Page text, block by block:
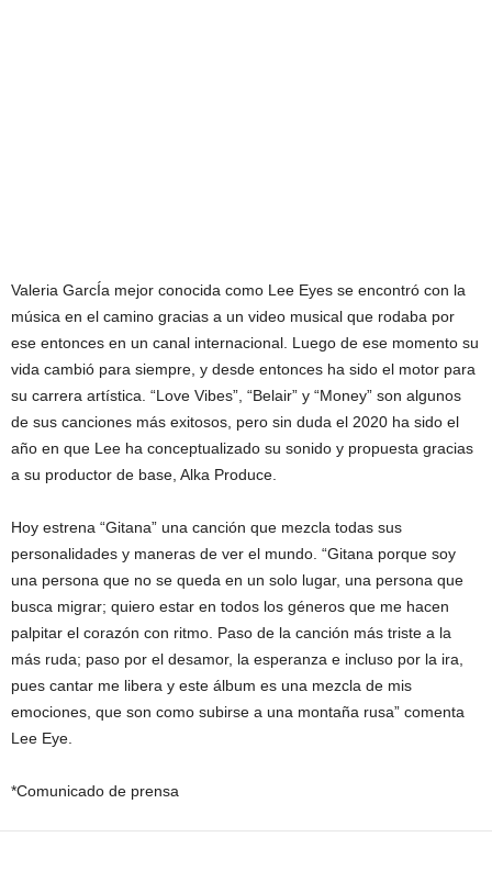
Valeria GarcÍa mejor conocida como Lee Eyes se encontró con la
música en el camino gracias a un video musical que rodaba por
ese entonces en un canal internacional. Luego de ese momento su
vida cambió para siempre, y desde entonces ha sido el motor para
su carrera artística. “Love Vibes”, “Belair” y “Money” son algunos
de sus canciones más exitosos, pero sin duda el 2020 ha sido el
año en que Lee ha conceptualizado su sonido y propuesta gracias
a su productor de base, Alka Produce.
Hoy estrena “Gitana” una canción que mezcla todas sus
personalidades y maneras de ver el mundo. “Gitana porque soy
una persona que no se queda en un solo lugar, una persona que
busca migrar; quiero estar en todos los géneros que me hacen
palpitar el corazón con ritmo. Paso de la canción más triste a la
más ruda; paso por el desamor, la esperanza e incluso por la ira,
pues cantar me libera y este álbum es una mezcla de mis
emociones, que son como subirse a una montaña rusa” comenta
Lee Eye.
*Comunicado de prensa